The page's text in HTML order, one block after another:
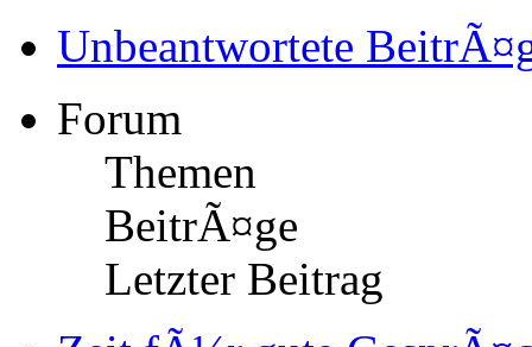
Unbeantwortete
Forum
Themen
BeitrÃ¤ge
Letzter Beitrag